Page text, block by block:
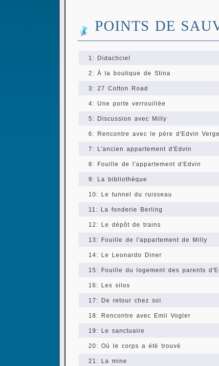
POINTS DE
1: Didacticiel
2: À la boutique de Stina
3: 27 Cotton Road
4: Une porte verrouillée
5: Discussion avec Milly
6: Rencontre avec le père d'Edvin
7: L'ancien appartement d'Edvin
8: Fouille de l'appartement d'Edvin
9: La bibliothèque
10: Le tunnel du ruisseau
11: La fonderie Berling
12: Le dépôt de trains
13: Fouille de l'appartement de Milly
14: Le Leonardo Diner
15: Fouille du logement des parents
16: Les silos
17: De retour chez soi
18: Rencontre avec Emil Vogler
19: Le sanctuaire
20: Où le corps a été trouvé
21: La mine